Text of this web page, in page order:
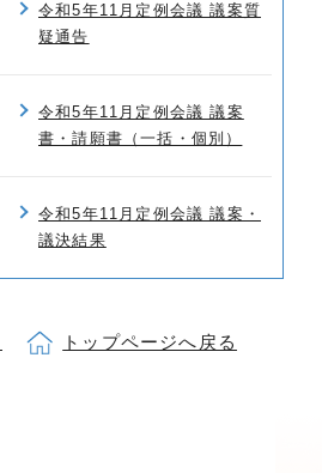
令和5年11月定例会議 議案質
疑通告
令和5年11月定例会議 議案
書・請願書（一括・個別）
令和5年11月定例会議 議案・
議決結果
トップページへ戻る